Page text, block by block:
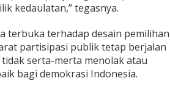
kedaulatan,” tegasnya.
terbuka terhadap desain pemilihan
partisipasi publik tetap berjalan
serta-merta menolak atau
bagi demokrasi Indonesia.